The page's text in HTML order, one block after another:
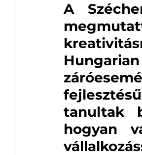
A
tanultak
hogyan